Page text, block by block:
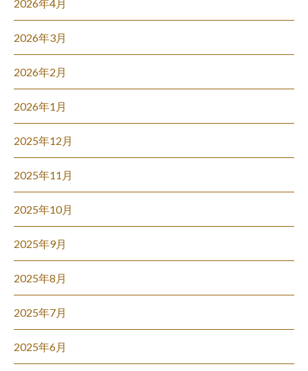
2026年4月
2026年3月
2026年2月
2026年1月
2025年12月
2025年11月
2025年10月
2025年9月
2025年8月
2025年7月
2025年6月